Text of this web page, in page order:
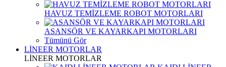
HAVUZ TEMİZLEME ROBOT MOTORLARI
ASANSÖR VE KAYARKAPI MOTORLARI
Tümünü Gör
LİNEER MOTORLAR
LİNEER MOTORLAR